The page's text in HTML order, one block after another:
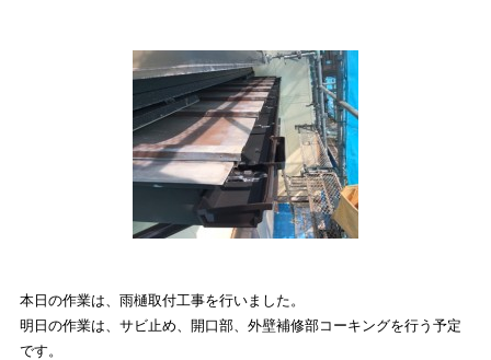
本日の作業は、雨樋取付工事を行いました。
明日の作業は、サビ止め、開口部、外壁補修部コーキングを行う予定
です。